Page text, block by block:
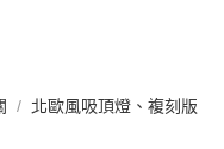
北歐風吸頂燈、複刻版